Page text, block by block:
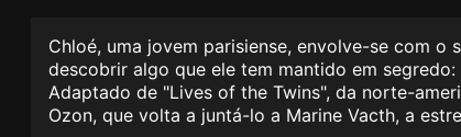
Chloé, uma jovem parisiense, envolve-se com o
descobrir algo que ele tem mantido em
Adaptado de "Lives of the Twins", da norte-
Ozon, que volta a juntá-lo a Marine Vacth, a